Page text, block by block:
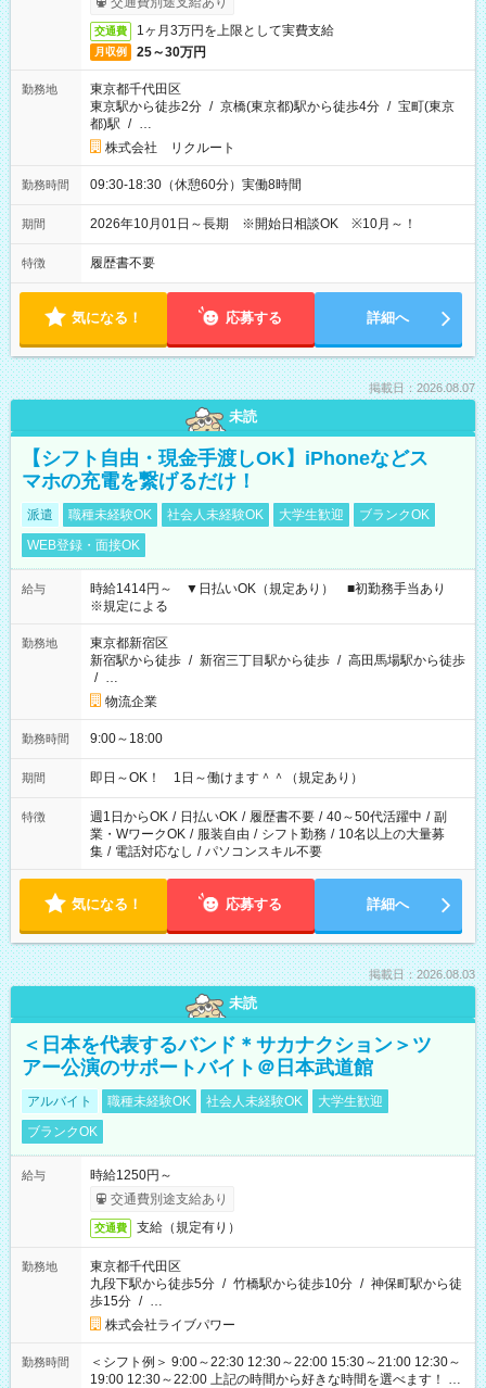
交通費 1ヶ月3万円を上限として実費支給
月収例 25～30万円
勤務地
東京都千代田区
東京駅から徒歩2分 / 京橋(東京都)駅から徒歩4分 / 宝町(東京
都)駅 / …
株式会社 リクルート
勤務時間 09:30-18:30（休憩60分）実働8時間
期間 2026年10月01日～長期 ※開始日相談OK ※10月～！
特徴 履歴書不要
気になる！ 応募する 詳細へ
掲載日：2026.08.07
未読
【シフト自由・現金手渡しOK】iPhoneなどス
マホの充電を繋げるだけ！
派遣 職種未経験OK 社会人未経験OK 大学生歓迎
ブランクOK
WEB登録・面接OK
給与
時給1414円～ ▼日払いOK（規定あり） ■初勤務手当あり
※規定による
勤務地
東京都新宿区
新宿駅から徒歩 / 新宿三丁目駅から徒歩 / 高田馬場駅から徒歩
/ …
物流企業
勤務時間 9:00～18:00
期間 即日～OK！ 1日～働けます＾＾（規定あり）
特徴 週1日からOK / 日払いOK / 履歴書不要 / 40～50代活躍中 / 副
業・WワークOK / 服装自由 / シフト勤務 / 10名以上の大量募
集 / 電話対応なし / パソコンスキル不要
気になる！ 応募する 詳細へ
掲載日：2026.08.03
未読
＜日本を代表するバンド＊サカナクション＞ツ
アー公演のサポートバイト＠日本武道館
アルバイト 職種未経験OK 社会人未経験OK
大学生歓迎
ブランクOK
給与
時給1250円～
交通費別途支給あり
交通費 支給（規定有り）
勤務地
東京都千代田区
九段下駅から徒歩5分 / 竹橋駅から徒歩10分 / 神保町駅から徒
歩15分 / …
株式会社ライブパワー
勤務時間
＜シフト例＞ 9:00～22:30 12:30～22:00 15:30～21:00 12:30～
19:00 12:30～22:00 上記の時間から好きな時間を選べます！ ※